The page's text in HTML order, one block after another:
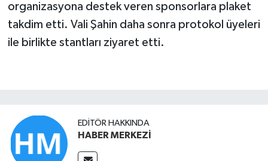
organizasyona destek veren sponsorlara plaket
takdim etti. Vali Şahin daha sonra protokol üyeleri
ile birlikte stantları ziyaret etti.
EDITÖR HAKKINDA
HABER MERKEZİ